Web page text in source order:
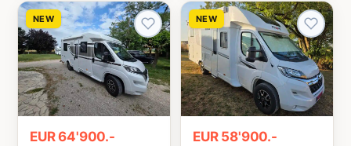
NEW
EUR 64'900.-
NEW
EUR 58'900.-